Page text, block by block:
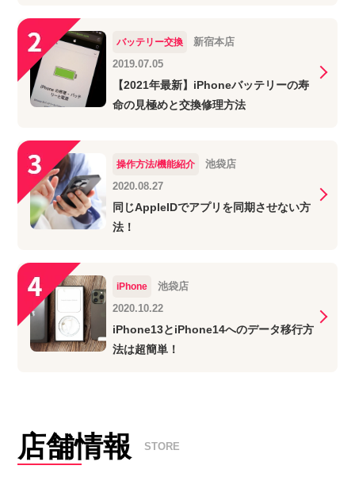
バッテリー交換
新宿本店
2019.07.05
【2021年最新】iPhoneバッテリーの寿
命の見極めと交換修理方法
操作方法/機能紹介
池袋店
2020.08.27
同じAppleIDでアプリを同期させない方
法！
iPhone
池袋店
2020.10.22
iPhone13とiPhone14へのデータ移行方
法は超簡単！
店舗情報 STORE